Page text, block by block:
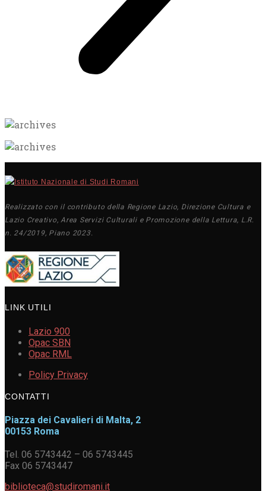
Realizzato con il contributo della Regione Lazio, Direzione Cultura e
Lazio Creativo, Area Servizi Culturali e Promozione della Lettura, L.R.
n. 24/2019, Piano 2023.
LINK UTILI
Lazio 900
Opac SBN
Opac RML
Policy Privacy
CONTATTI
Piazza dei Cavalieri di Malta, 2
00153 Roma
Tel. 06 5743442 – 06 5743445
Fax 06 5743447
biblioteca@studiromani.it